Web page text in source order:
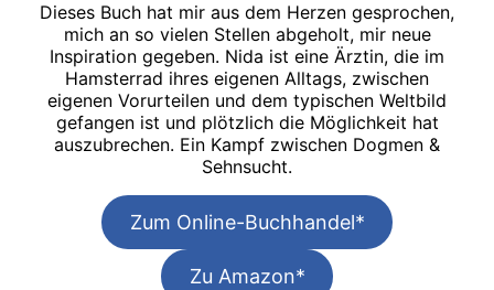
Dieses Buch hat mir aus dem Herzen gesprochen,
mich an so vielen Stellen abgeholt, mir neue
Inspiration gegeben. Nida ist eine Ärztin, die im
Hamsterrad ihres eigenen Alltags, zwischen
eigenen Vorurteilen und dem typischen Weltbild
gefangen ist und plötzlich die Möglichkeit hat
auszubrechen. Ein Kampf zwischen Dogmen &
Sehnsucht.
Zum Online-Buchhandel*
Zu Amazon*